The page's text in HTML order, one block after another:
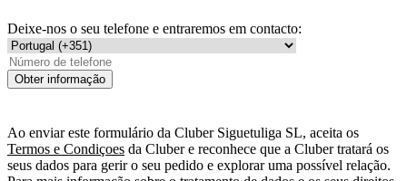
Deixe-nos o seu telefone e entraremos em contacto:
Obter informação
Ao enviar este formulário da Cluber Siguetuliga SL, aceita os
Termos e Condiçoes da Cluber e reconhece que a Cluber tratará os
seus dados para gerir o seu pedido e explorar uma possível relação.